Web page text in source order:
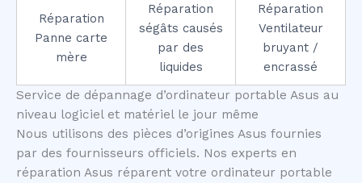
Réparation
Panne carte
mère
Réparation
ségâts causés
par des
liquides
Réparation
Ventilateur
bruyant /
encrassé
Service de dépannage d’ordinateur portable Asus au
niveau logiciel et matériel le jour même
Nous utilisons des pièces d’origines Asus fournies
par des fournisseurs officiels. Nos experts en
réparation Asus réparent votre ordinateur portable